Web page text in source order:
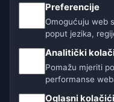
Naše
🇨🇿 Češka
🇩🇪🇦🇹🇨🇭
Preferencije
Omogućuju web
poput jezika,
Analitički
Pomažu mjeriti
performanse
Oglasni kolačići